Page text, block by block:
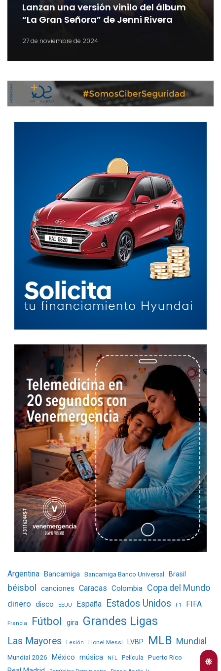
Lanzan una versión vinilo del álbum
“La Gran Señora” de Jenni Rivera
27 de noviembre de 2024
Argentina Bancamiga Bancamiga Banco Universal Brasil
béisbol canciones Caracas Colombia Copa del Mundo
dinero disco EEUU España Estados Unidos F1 FIFA
Francia Fútbol gira Grandes Ligas
Las Mayores Lesión Lionel Messi LVBP MLB Mundial
Mundial 2026 México música NFL Película Puerto Rico